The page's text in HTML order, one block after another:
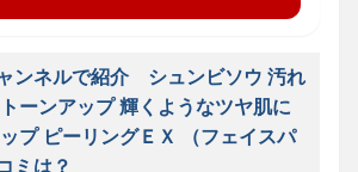
ャンネルで紹介 シュンビソウ 汚れ
ーンアップ 輝くようなツヤ肌に
プ ピーリングＥＸ （フェイスパ
ミは？